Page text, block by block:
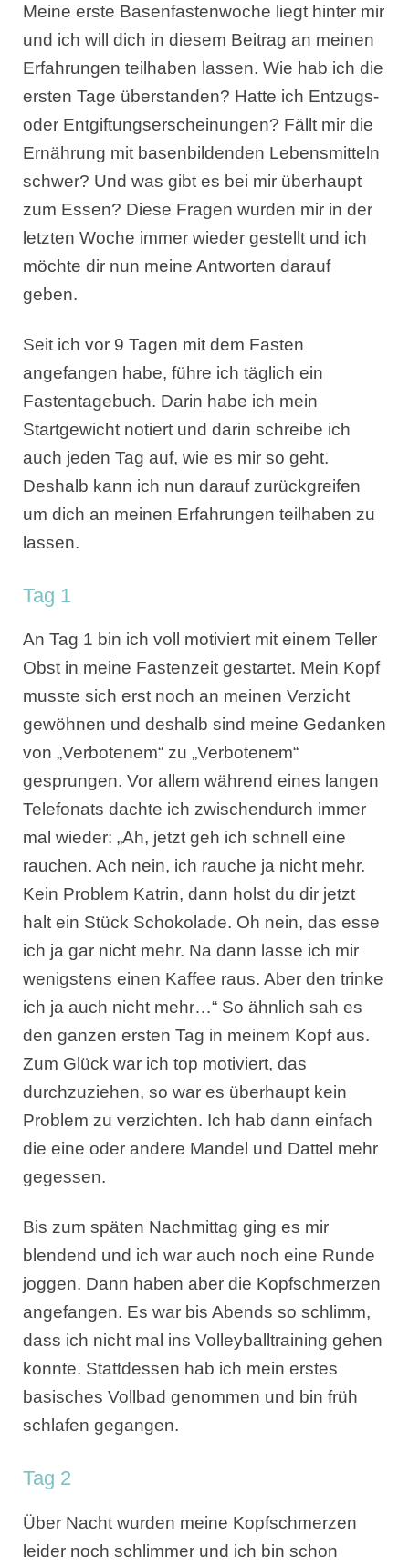
Meine erste Basenfastenwoche liegt hinter mir
und ich will dich in diesem Beitrag an meinen
Erfahrungen teilhaben lassen. Wie hab ich die
ersten Tage überstanden? Hatte ich Entzugs-
oder Entgiftungserscheinungen? Fällt mir die
Ernährung mit basenbildenden Lebensmitteln
schwer? Und was gibt es bei mir überhaupt
zum Essen? Diese Fragen wurden mir in der
letzten Woche immer wieder gestellt und ich
möchte dir nun meine Antworten darauf
geben.
Seit ich vor 9 Tagen mit dem Fasten
angefangen habe, führe ich täglich ein
Fastentagebuch. Darin habe ich mein
Startgewicht notiert und darin schreibe ich
auch jeden Tag auf, wie es mir so geht.
Deshalb kann ich nun darauf zurückgreifen
um dich an meinen Erfahrungen teilhaben zu
lassen.
Tag 1
An Tag 1 bin ich voll motiviert mit einem Teller
Obst in meine Fastenzeit gestartet. Mein Kopf
musste sich erst noch an meinen Verzicht
gewöhnen und deshalb sind meine Gedanken
von „Verbotenem“ zu „Verbotenem“
gesprungen. Vor allem während eines langen
Telefonats dachte ich zwischendurch immer
mal wieder: „Ah, jetzt geh ich schnell eine
rauchen. Ach nein, ich rauche ja nicht mehr.
Kein Problem Katrin, dann holst du dir jetzt
halt ein Stück Schokolade. Oh nein, das esse
ich ja gar nicht mehr. Na dann lasse ich mir
wenigstens einen Kaffee raus. Aber den trinke
ich ja auch nicht mehr…“ So ähnlich sah es
den ganzen ersten Tag in meinem Kopf aus.
Zum Glück war ich top motiviert, das
durchzuziehen, so war es überhaupt kein
Problem zu verzichten. Ich hab dann einfach
die eine oder andere Mandel und Dattel mehr
gegessen.
Bis zum späten Nachmittag ging es mir
blendend und ich war auch noch eine Runde
joggen. Dann haben aber die Kopfschmerzen
angefangen. Es war bis Abends so schlimm,
dass ich nicht mal ins Volleyballtraining gehen
konnte. Stattdessen hab ich mein erstes
basisches Vollbad genommen und bin früh
schlafen gegangen.
Tag 2
Über Nacht wurden meine Kopfschmerzen
leider noch schlimmer und ich bin schon